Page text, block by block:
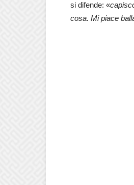
si difende: «
cosa. Mi piace